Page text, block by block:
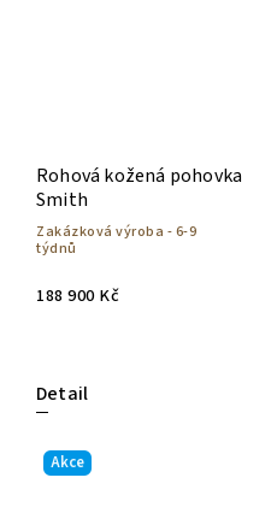
Rohová kožená pohovka
Smith
Zakázková výroba - 6-9
týdnů
188 900 Kč
Detail
Akce